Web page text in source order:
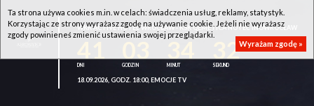
WKK ACTIVE HOTEL WROCŁAW - KSK QEMETICA NOTEĆ INOWROCŁAW
32
18.09.2026, GODZ. 18:00, EMOCJE TV
Ta strona używa cookies m.in. w celach: świadczenia usług, reklamy, statystyk.
Korzystając ze strony wyrażasz zgodę na używanie cookie. Jeżeli nie wyrażasz
zgody powinieneś zmienić ustawienia swojej przeglądarki.
Wyrażam zgodę »